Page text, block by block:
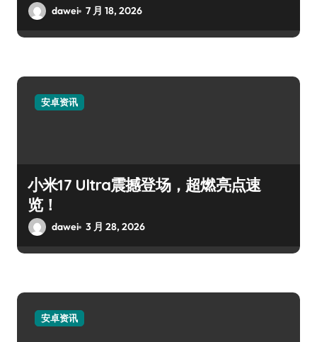
dawei 7 月 18, 2026
安卓资讯
小米17 Ultra震撼登场，超燃亮点速
览！
dawei 3 月 28, 2026
安卓资讯